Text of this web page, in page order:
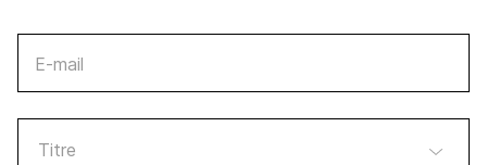
E-mail